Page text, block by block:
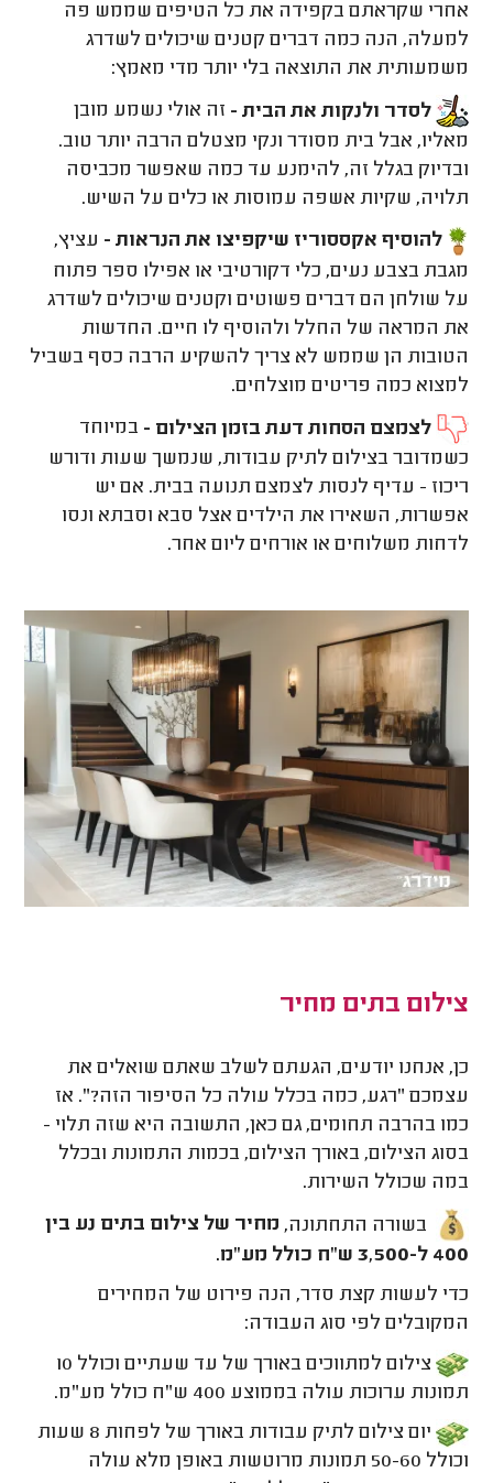
אחרי שקראתם בקפידה את כל הטיפים שממש פה
למעלה, הנה כמה דברים קטנים שיכולים לשדרג
משמעותית את התוצאה בלי יותר מדי מאמץ:
לסדר ולנקות את הבית - זה אולי נשמע מובן
מאליו, אבל בית מסודר ונקי מצטלם הרבה יותר טוב.
ובדיוק בגלל זה, להימנע עד כמה שאפשר מכביסה
תלויה, שקיות אשפה עמוסות או כלים על השיש.
להוסיף אקססוריז שיקפיצו את הנראות - עציץ,
מגבת בצבע נעים, כלי דקורטיבי או אפילו ספר פתוח
על שולחן הם דברים פשוטים וקטנים שיכולים לשדרג
את המראה של החלל ולהוסיף לו חיים. החדשות
הטובות הן שממש לא צריך להשקיע הרבה כסף בשביל
למצוא כמה פריטים מוצלחים.
לצמצם הסחות דעת בזמן הצילום - במיוחד
כשמדובר בצילום לתיק עבודות, שנמשך שעות ודורש
ריכוז - עדיף לנסות לצמצם תנועה בבית. אם יש
אפשרות, השאירו את הילדים אצל סבא וסבתא ונסו
לדחות משלוחים או אורחים ליום אחר.
צילום בתים מחיר
כן, אנחנו יודעים, הגעתם לשלב שאתם שואלים את
עצמכם "רגע, כמה בכלל עולה כל הסיפור הזה?". אז
כמו בהרבה תחומים, גם כאן, התשובה היא שזה תלוי -
בסוג הצילום, באורך הצילום, בכמות התמונות ובכלל
במה שכולל השירות.
בשורה התחתונה, מחיר של צילום בתים נע בין
400 ל-3,500 ש"ח כולל מע"מ.
כדי לעשות קצת סדר, הנה פירוט של המחירים
המקובלים לפי סוג העבודה:
צילום למתווכים באורך של עד שעתיים וכולל 10
תמונות ערוכות עולה בממוצע 400 ש"ח כולל מע"מ.
יום צילום לתיק עבודות באורך של לפחות 8 שעות
וכולל 50-60 תמונות מרוטשות באופן מלא עולה